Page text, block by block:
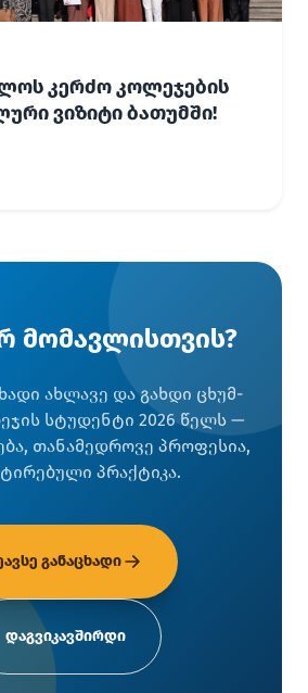
კერძო კოლეჯების
ვიზიტი ბათუმში!
მომავლისთვის?
ახლავე და გახდი ცხუმ-
სტუდენტი 2026 წელს —
თანამედროვე პროფესია,
პრაქტიკა.
განაცხადი
დაგვიკავშირდი